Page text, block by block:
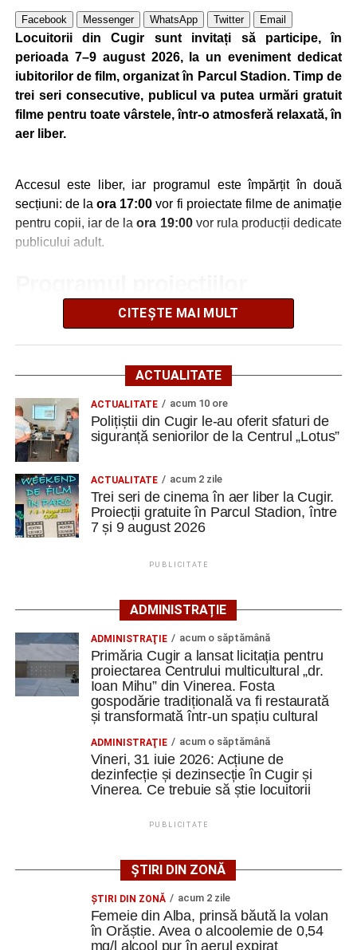
La finalul activității, polițiștii i-au încurajat pe seniori să
solicite ajutor ori de câte ori au suspiciuni că ar putea fi
victimele unei înșelăciuni sau ale unei alte fapte ilegale,
subliniind că prevenția rămâne cea mai eficientă metodă
de protecție.
preferată pe Google
Ultimele știri din Cugir
Polițiștii din Cugir le-au oferit sfaturi de siguranță
Ilie Arion de la „Metalurgistul” Cugir – locul III, la
concursul de șah rapid de la Alba Iulia
Facebook Messenger WhatsApp Twitter Email
Facebook Messenger WhatsApp Twitter Email
Locuitorii din Cugir sunt invitați să participe, în
perioada 7–9 august 2026, la un eveniment dedicat
iubitorilor de film, organizat în Parcul Stadion. Timp de
trei seri consecutive, publicul va putea urmări gratuit
filme pentru toate vârstele, într-o atmosferă relaxată, în
aer liber.
Accesul este liber, iar programul este împărțit în două
secțiuni: de laora 17:00 vor fi proiectate filme de animație
pentru copii, iar de laora 19:00vor rula producții dedicate
publicului adult.
în care dorințele prind viață;
19:00 – „Avatar 3”– continuarea celebrei serii
regizate de James Cameron, cu o nouă aventură în
universul Pandora.
Sâmbătă, 8 august
17:00 – „Paddington în Peru”– o nouă aventură a
îndrăgitului ursuleț;
Duminică, 9 august
17:00 – „Wonka”– povestea începuturilor
celebrului Willy Wonka;
19:00 – „A Complete Unknown” – dramă
biografică despre primii ani din cariera legendarului
Organizatorii anunță că participanții vor avea la dispoziție
câteva beanbag-uri pentru un plus de confort, iar la fața
locului vor putea fi cumpărate popcorn, băuturi răcoritoare
și alte gustări specifice unei seri de cinema.
pătură sau un scaun pliant, pentru a se bucura în cele mai
bune condiții de proiecțiile în aer liber.
Evenimentul se adresează întregii familii și promite trei
seri de relaxare și divertisment sub cerul liber, în Parcul
CITEȘTE MAI MULT
ACTUALITATE
ACTUALITATE acum 10 ore
Polițiștii din Cugir le-au oferit sfaturi de
siguranță seniorilor de la Centrul „Lotus”
ACTUALITATE acum 2 zile
Trei seri de cinema în aer liber la Cugir.
Proiecții gratuite în Parcul Stadion, între
7 și 9 august 2026
PUBLICITATE
ADMINISTRAȚIE
ADMINISTRAŢIE acum o săptămână
Primăria Cugir a lansat licitația pentru
proiectarea Centrului multicultural „dr.
Ioan Mihu” din Vinerea. Fosta
gospodărie tradițională va fi restaurată
și transformată într-un spațiu cultural
ADMINISTRAŢIE acum o săptămână
Vineri, 31 iuie 2026: Acțiune de
dezinfecție și dezinsecție în Cugir și
Vinerea. Ce trebuie să știe locuitorii
PUBLICITATE
ȘTIRI DIN ZONĂ
ŞTIRI DIN ZONĂ acum 2 zile
Femeie din Alba, prinsă băută la volan
în Orăștie. Avea o alcoolemie de 0,54
mg/l alcool pur în aerul expirat